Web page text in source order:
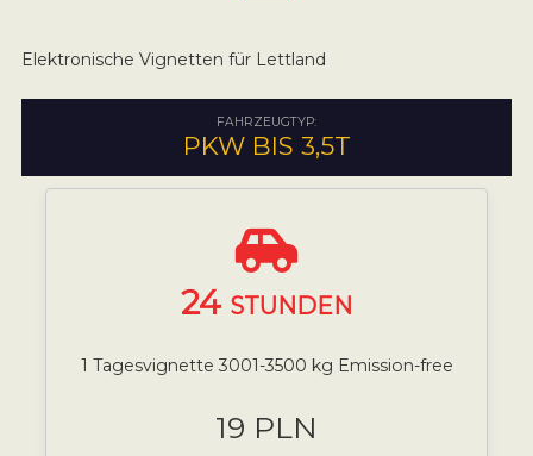
Elektronische Vignetten für Lettland
FAHRZEUGTYP:
PKW BIS 3,5T
24 STUNDEN
1 Tagesvignette 3001-3500 kg Emission-free
19 PLN